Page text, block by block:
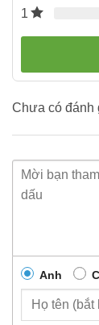
1
Chưa có đánh
Anh